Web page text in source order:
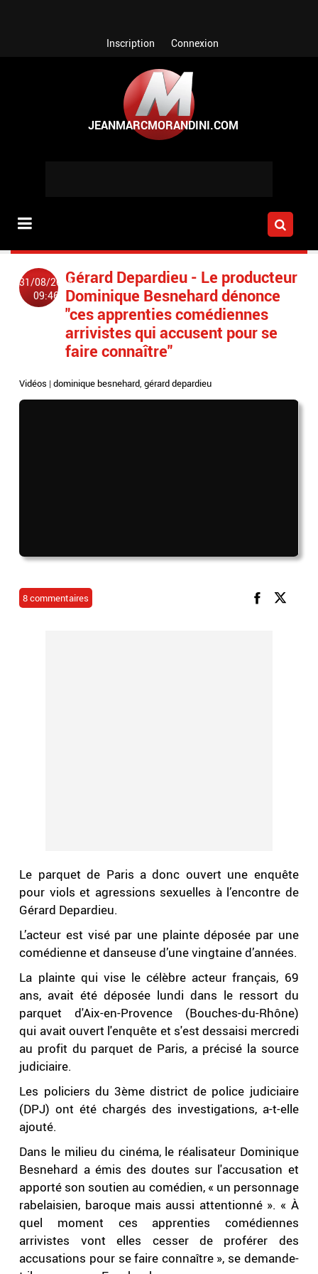
Inscription Connexion
31/08/2018
09:46
Gérard Depardieu - Le producteur
Dominique Besnehard dénonce
"ces apprenties comédiennes
arrivistes qui accusent pour se
faire connaître"
Vidéos |dominique besnehard,gérard depardieu
8 commentaires
Le parquet de Paris a donc ouvert une enquête
pour viols et agressions sexuelles à l’encontre de
Gérard Depardieu.
L’acteur est visé par une plainte déposée par une
comédienne et danseuse d’une vingtaine d’années.
La plainte qui vise le célèbre acteur français, 69
ans, avait été déposée lundi dans le ressort du
parquet d'Aix-en-Provence (Bouches-du-Rhône)
qui avait ouvert l'enquête et s'est dessaisi mercredi
au profit du parquet de Paris, a précisé la source
judiciaire.
Les policiers du 3ème district de police judiciaire
(DPJ) ont été chargés des investigations, a-t-elle
ajouté.
Dans le milieu du cinéma, le réalisateur Dominique
Besnehard a émis des doutes sur l'accusation et
apporté son soutien au comédien, « un personnage
rabelaisien, baroque mais aussi attentionné ». « À
quel moment ces apprenties comédiennes
arrivistes vont elles cesser de proférer des
accusations pour se faire connaître », se demande-